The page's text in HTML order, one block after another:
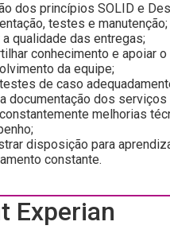
dos princípios SOLID e
testes e manutenção;
a qualidade das entregas;
conhecimento e apoiar o
da equipe;
de caso
documentação dos serviços
melhorias
disposição para
constante.
Experian